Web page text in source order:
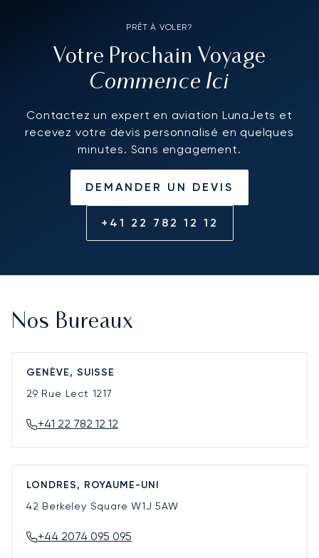
PRÊT À VOLER?
Votre Prochain Voyage
Commence Ici
Contactez un expert en aviation LunaJets et
recevez votre devis personnalisé en quelques
minutes. Sans engagement.
DEMANDER UN DEVIS
+41 22 782 12 12
Nos Bureaux
GENÈVE, SUISSE
29 Rue Lect 1217
+41 22 782 12 12
LONDRES, ROYAUME-UNI
42 Berkeley SquareW1J 5AW
+44 2074 095 095